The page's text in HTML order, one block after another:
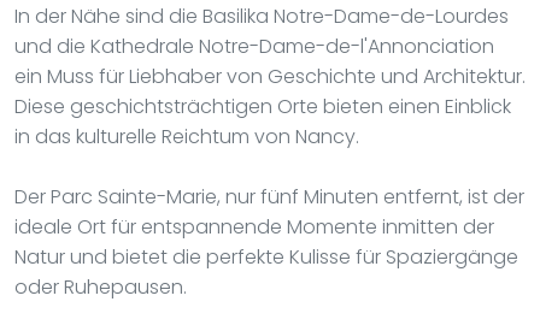
In der Nähe sind die Basilika Notre-Dame-de-Lourdes
und die Kathedrale Notre-Dame-de-l'Annonciation
ein Muss für Liebhaber von Geschichte und Architektur.
Diese geschichtsträchtigen Orte bieten einen Einblick
in das kulturelle Reichtum von Nancy.
Der Parc Sainte-Marie, nur fünf Minuten entfernt, ist der
ideale Ort für entspannende Momente inmitten der
Natur und bietet die perfekte Kulisse für Spaziergänge
oder Ruhepausen.